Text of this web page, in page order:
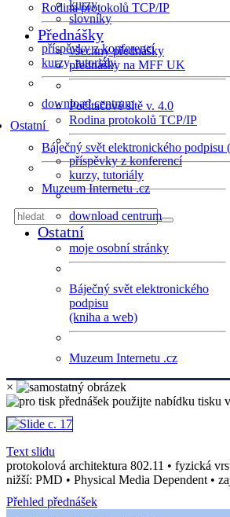
Rodina protokolů TCP/IP
příspěvky z konferencí
kurzy, tutoriály
download centrum
Ostatní
Báječný svět elektronického podpisu
Muzeum Internetu .cz
kurzy
slovníky
Přednášky
všechny přednášky
přednášky na MFF UK
Počítačové sítě v. 4.0
Rodina protokolů TCP/IP
příspěvky z konferencí
kurzy, tutoriály
download centrum
Ostatní
moje osobní stránky
Báječný svět elektronického
podpisu
(kniha a web)
Muzeum Internetu .cz
×
Text slidu
protokolová architektura 802.11 • fyzická
nižší: PMD • Physical Media Dependent •
Přehled přednášek